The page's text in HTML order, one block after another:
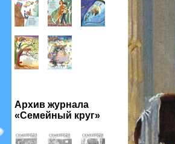
Архив журнала
«Семейный круг»